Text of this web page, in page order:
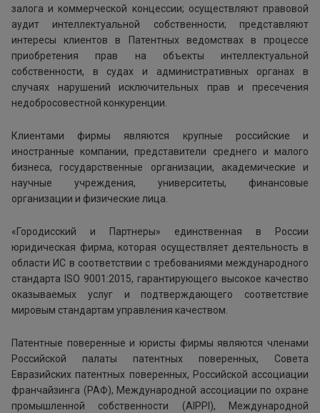
залога и коммерческой концессии; осуществляют правовой
аудит интеллектуальной собственности; представляют
интересы клиентов в Патентных ведомствах в процессе
приобретения прав на объекты интеллектуальной
собственности, в судах и административных органах в
случаях нарушений исключительных прав и пресечения
недобросовестной конкуренции.
Клиентами фирмы являются крупные российские и
иностранные компании, представители среднего и малого
бизнеса, государственные организации, академические и
научные учреждения, университеты, финансовые
организации и физические лица.
«Городисский и Партнеры» единственная в России
юридическая фирма, которая осуществляет деятельность в
области ИС в соответствии с требованиями международного
стандарта ISO 9001:2015, гарантирующего высокое качество
оказываемых услуг и подтверждающего соответствие
мировым стандартам управления качеством.
Патентные поверенные и юристы фирмы являются членами
Российской палаты патентных поверенных, Совета
Евразийских патентных поверенных, Российской ассоциации
франчайзинга (РАФ), Международной ассоциации по охране
промышленной собственности (AIPPI), Международной